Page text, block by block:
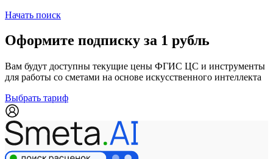
Начать поиск
Оформите подписку за 1 рубль
Вам будут доступны текущие цены ФГИС ЦС и инструменты
для работы со сметами на основе искусственного интеллекта
Выбрать тариф